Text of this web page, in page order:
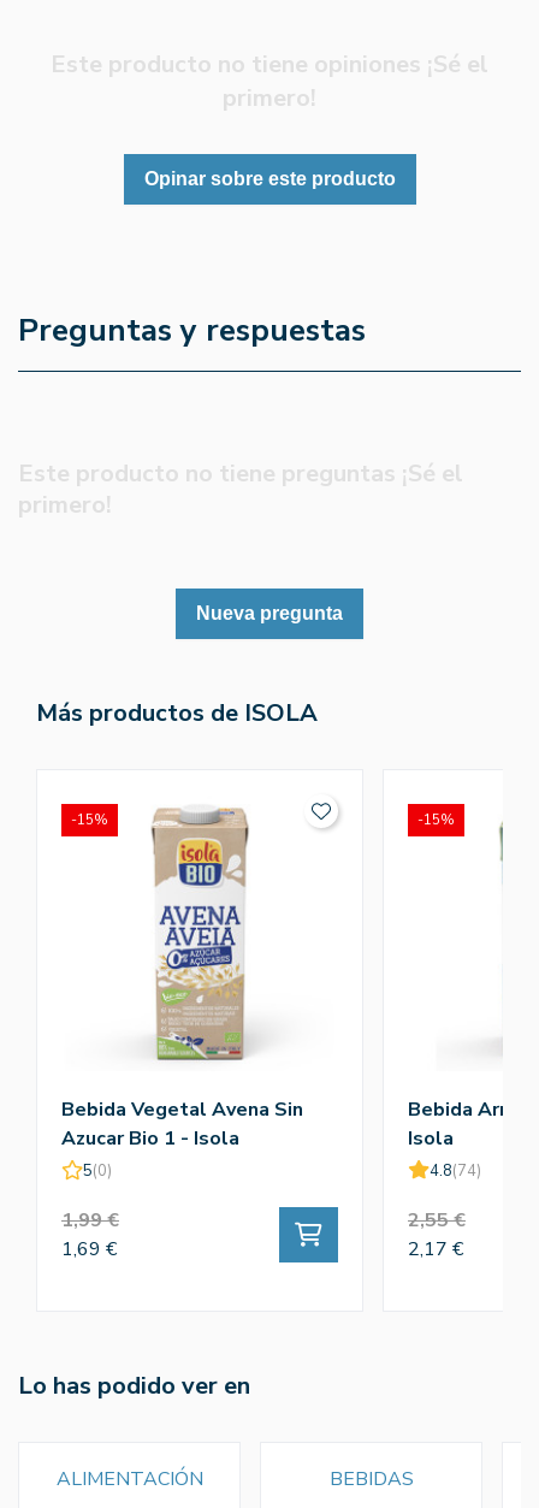
Este producto no tiene opiniones ¡Sé el
primero!
Opinar sobre este producto
Preguntas y respuestas
Este producto no tiene preguntas ¡Sé el
primero!
Nueva pregunta
Más productos de ISOLA
Bebida Vegetal Avena Sin
Azucar Bio 1 - Isola
5(0)
1,99 €
1,69 €
-15%
Bebida Arroz
Isola
4.8(74)
2,55 €
2,17 €
-15%
Lo has podido ver en
ALIMENTACIÓN BEBIDAS